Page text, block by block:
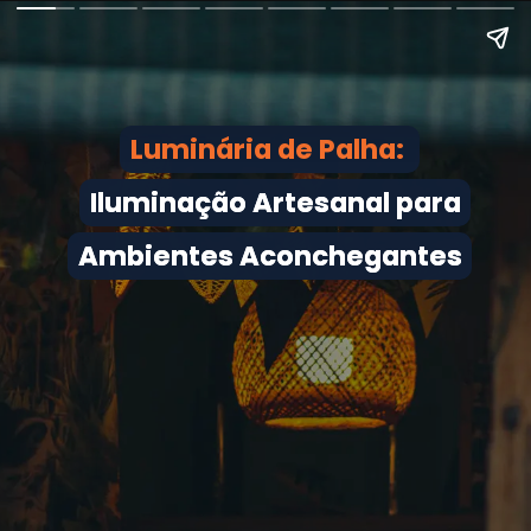
Luminária de Palha:
Iluminação Artesanal para
Ambientes Aconchegantes
Luminária de Palha:
Iluminação Artesanal para
Ambientes Aconchegantes